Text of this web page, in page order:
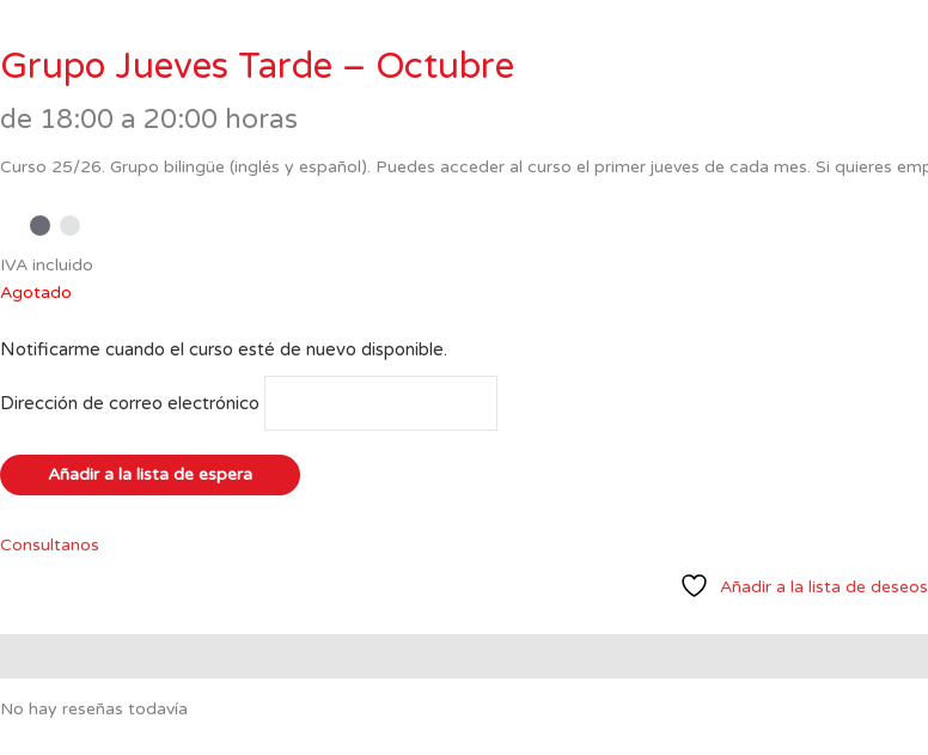
Grupo Jueves Tarde – Octubre
de 18:00 a 20:00 horas
Curso 25/26. Grupo bilingüe (inglés y español). Puedes acceder al curso el primer jueves de cada mes. Si quieres
IVA incluido
Agotado
Notificarme cuando el curso esté de nuevo disponible.
Dirección de correo electrónico
Consultanos
Añadir a la lista de deseos
No hay reseñas todavía